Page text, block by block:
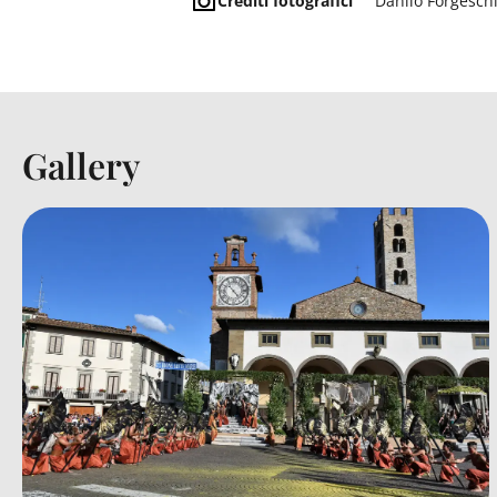
Gallery